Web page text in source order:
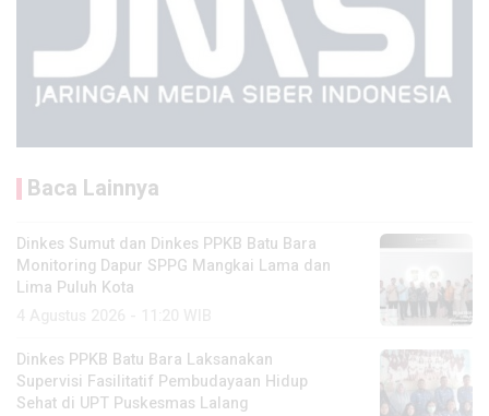
Baca Lainnya
Dinkes Sumut dan Dinkes PPKB Batu Bara
Monitoring Dapur SPPG Mangkai Lama dan
Lima Puluh Kota
Dinkes PPKB Batu Bara Laksanakan
Supervisi Fasilitatif Pembudayaan Hidup
Sehat di UPT Puskesmas Lalang